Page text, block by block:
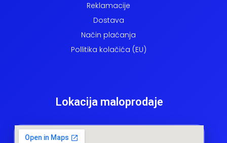
Reklamacije
Dostava
Način plaćanja
Pollitika kolačića (EU)
Lokacija maloprodaje